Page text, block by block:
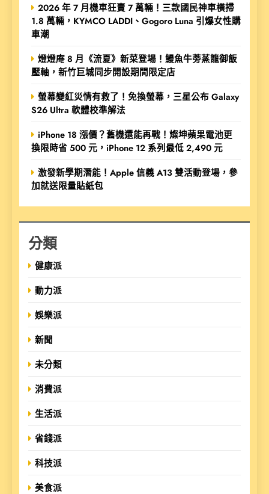
2026 年 7 月機車狂賣 7 萬輛！三款國民神車橫掃
1.8 萬輛，KYMCO LADDI、Gogoro Luna 引爆女性購
車潮
燈燈庵 8 月《流夏》新菜登場！鰻魚牛蒡蒸籠御飯
壓軸，新竹巨城同步開設期間限定店
螢幕變紅災情有救了！免換螢幕，三星公布 Galaxy
S26 Ultra 軟體校準解法
iPhone 18 漲價？舊機還能再戰！燦坤蘋果電池更
換限時省 500 元，iPhone 12 系列最低 2,490 元
激發新學期潛能！Apple 信義 A13 雙活動登場，參
加就送限量貼紙包
分類
健康派
動力派
娛樂派
新聞
未分類
消費派
生活派
省錢派
科技派
美食派